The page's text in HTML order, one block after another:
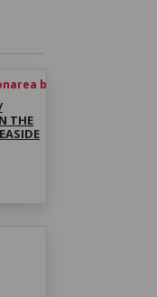
biletului
THE